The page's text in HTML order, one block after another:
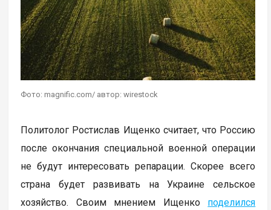
Фото: magnific.com/ автор: wirestock
Политолог Ростислав Ищенко считает, что Россию
после окончания специальной военной операции
не будут интересовать репарации. Скорее всего
страна будет развивать на Украине сельское
хозяйство. Своим мнением Ищенко поделился